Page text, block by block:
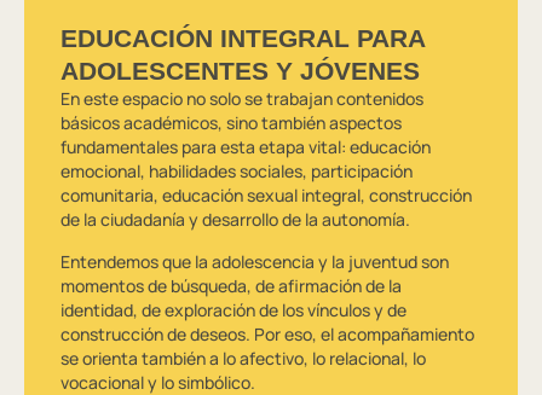
EDUCACIÓN INTEGRAL PARA
ADOLESCENTES Y JÓVENES
En este espacio no solo se trabajan contenidos
básicos académicos, sino también aspectos
fundamentales para esta etapa vital: educación
emocional, habilidades sociales, participación
comunitaria, educación sexual integral, construcción
de la ciudadanía y desarrollo de la autonomía.
Entendemos que la adolescencia y la juventud son
momentos de búsqueda, de afirmación de la
identidad, de exploración de los vínculos y de
construcción de deseos. Por eso, el acompañamiento
se orienta también a lo afectivo, lo relacional, lo
vocacional y lo simbólico.